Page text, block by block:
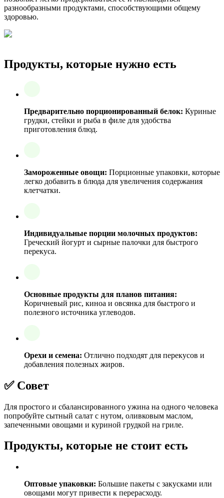
разнообразными продуктами, способствующими общему
здоровью.
Продукты, которые нужно есть
Предварительно порционированный белок: Куриные
грудки, стейки и рыба в филе для удобства
приготовления блюд.
Замороженные овощи: Порционные упаковки, которые
легко добавить в блюда для увеличения содержания
клетчатки.
Индивидуальные порции молочных продуктов:
Греческий йогурт и сырные палочки для быстрого
перекуса.
Основные продукты для планов питания:
Коричневый рис, киноа и овсянка для быстрого и
полезного источника углеводов.
Орехи и семена: Отлично подходят для перекусов и
добавления полезных жиров.
✅ Совет
Для простого и сбалансированного ужина на одного человека
попробуйте сытный салат с нутом, оливковым маслом,
запеченными овощами и куриной грудкой на гриле.
Продукты, которые не стоит есть
Оптовые упаковки: Большие пакеты с закусками или
овощами могут привести к перерасходу.